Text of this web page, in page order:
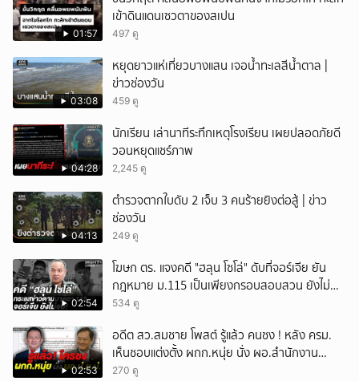
01:57
เข้าดินแดนเซวตาของสเปน
497 ดู
03:08
หยุดยาวแห่เที่ยวบางแสน เจอน้ำทะเลสีน้ำตาล |
ข่าวช่องวัน
459 ดู
04:28
นักเรียน เล่านาทีระทึกเหตุโรงเรียน เผยปลอดภัยดี
วอนหยุดแชร์ภาพ
2,245 ดู
04:13
ตำรวจตากใบดับ 2 เจ็บ 3 คนร้ายยิงต่อสู้ | ข่าว
ช่องวัน
249 ดู
02:54
โฆษก ตร. แจงคดี "ฮลุน โซโล่" ดับที่จอร์เจีย ยัน
กฎหมาย ม.115 เป็นเพียงกรอบสอบสวน ยังไม่
สรุปสาเหตุ
534 ดู
02:53
อดีต สว.สมชาย โพสต์ รู้แล้ว คนชง ! หลัง ครม.
เห็นชอบแต่งตั้ง ผกก.หนุ่ย นั่ง ผอ.สำนักงาน
ป.ย.ป.
270 ดู
ยกเลิก